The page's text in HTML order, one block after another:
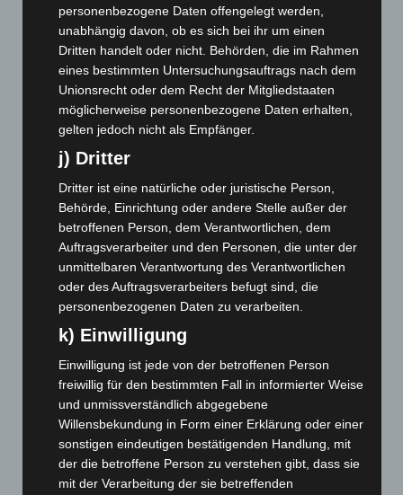
A2: Zweite Turbobaustelle startet zwischen Hannover-West
Niedersachsen: Feuerwehrkräfte kehren nach
Waldbrandeinsatz aus Spanien zurück
7. August 2026
Hannover: Erste Tigermücken-Population in Niedersachsen
entdeckt
7. August 2026
Brand im „Haus der Begegnung“ in Neuwarmbüchen schnell
eingedämmt
6. August 2026
Roten Kreuz
5. August 2026
Mann läuft mit Hockeyschläger über A7 – Polizei sucht
Zeugen
Celle: Mensch stirbt bei Bagger-Unfall auf Baustelle
personenbezogene Daten offengelegt werden,
unabhängig davon, ob es sich bei ihr um einen
Dritten handelt oder nicht. Behörden, die im Rahmen
eines bestimmten Untersuchungsauftrags nach dem
Unionsrecht oder dem Recht der Mitgliedstaaten
möglicherweise personenbezogene Daten erhalten,
gelten jedoch nicht als Empfänger.
j) Dritter
Dritter ist eine natürliche oder juristische Person,
Behörde, Einrichtung oder andere Stelle außer der
betroffenen Person, dem Verantwortlichen, dem
Auftragsverarbeiter und den Personen, die unter der
unmittelbaren Verantwortung des Verantwortlichen
oder des Auftragsverarbeiters befugt sind, die
personenbezogenen Daten zu verarbeiten.
k) Einwilligung
Einwilligung ist jede von der betroffenen Person
freiwillig für den bestimmten Fall in informierter Weise
und unmissverständlich abgegebene
Willensbekundung in Form einer Erklärung oder einer
sonstigen eindeutigen bestätigenden Handlung, mit
der die betroffene Person zu verstehen gibt, dass sie
mit der Verarbeitung der sie betreffenden